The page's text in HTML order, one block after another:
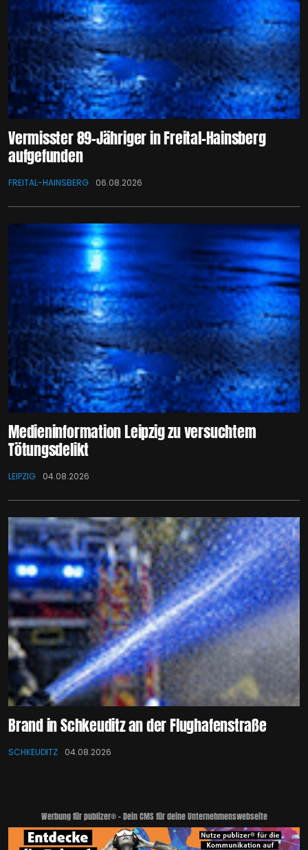
Vermisster 89-Jähriger in Freital-Hainsberg
aufgefunden
FREITAL-HAINSBERG 06.08.2026
Medieninformation Leipzig zu versuchtem
Tötungsdelikt
LEIPZIG 04.08.2026
Brand in Schkeuditz an der Flughafenstraße
SCHKEUDITZ 04.08.2026
Werbung für publizer® - Dein CMS für deine Unternehmenswebseite